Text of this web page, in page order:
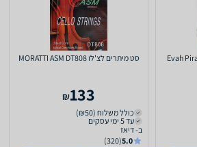
סט מיתרים לצ'לו MORATTI ASM DT808
133
₪
כולל משלוח (₪50)
עד 5 ימי עסקים
ב- דיאז
5.0
(320)